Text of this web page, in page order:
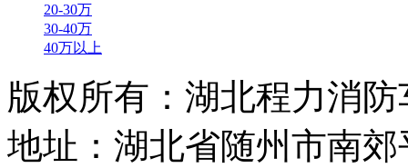
20-30万
30-40万
40万以上
版权所有：湖北程力消
地址：湖北省随州市南